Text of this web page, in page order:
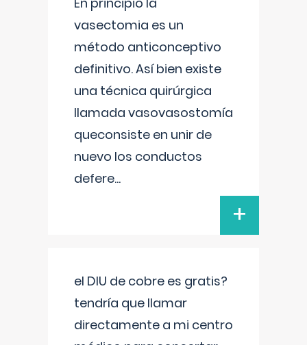
vasectomia es un
método anticonceptivo
definitivo. Así bien existe
una técnica quirúrgica
llamada vasovasostomía
queconsiste en unir de
nuevo los conductos
defere...
+
el DIU de cobre es gratis?
tendría que llamar
directamente a mi centro